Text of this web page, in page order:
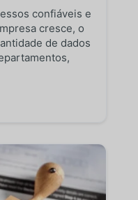
confiáveis e
cresce, o
de dados